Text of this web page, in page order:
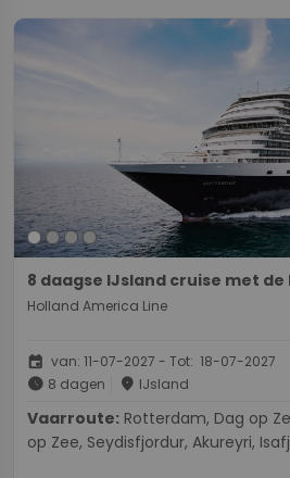
8 daagse IJsland cruise met
Holland America Line
event van: 11-07-2027 - Tot: 18-07-2027
schedule 8 dagen place IJsland
Vaarroute:
op Zee, Seydisfjordur, Akureyri,